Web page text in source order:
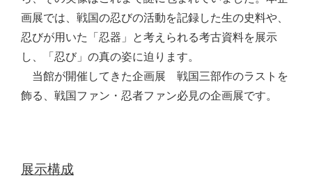
画展では、戦国の忍びの活動を記録した生の史料や、
忍びが用いた「忍器」と考えられる考古資料を展示
し、「忍び」の真の姿に迫ります。
当館が開催してきた企画展 戦国三部作のラストを
飾る、戦国ファン・忍者ファン必見の企画展です。
展示構成